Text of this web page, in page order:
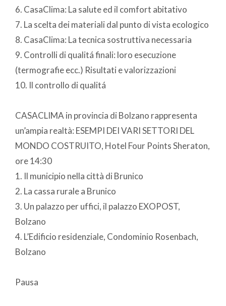
6. CasaClima: La salute ed il comfort abitativo
7. La scelta dei materiali dal punto di vista ecologico
8. CasaClima: La tecnica sostruttiva necessaria
9. Controlli di qualitá finali: loro esecuzione
(termografie ecc.) Risultati e valorizzazioni
10. Il controllo di qualitá
CASACLIMA in provincia di Bolzano rappresenta
un’ampia realtà: ESEMPI DEI VARI SETTORI DEL
MONDO COSTRUITO, Hotel Four Points Sheraton,
ore 14:30
1. Il municipio nella città di Brunico
2. La cassa rurale a Brunico
3. Un palazzo per uffici, il palazzo EXOPOST,
Bolzano
4. L’Edificio residenziale, Condominio Rosenbach,
Bolzano
Pausa